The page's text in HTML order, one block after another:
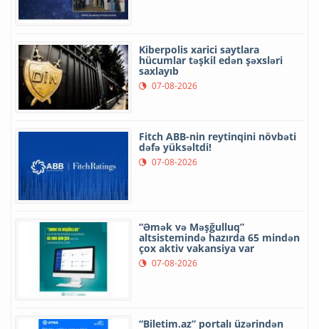
Kiberpolis xarici saytlara
hücumlar təşkil edən şəxsləri
saxlayıb
07-08-2026
Fitch ABB-nin reytinqini növbəti
dəfə yüksəltdi!
07-08-2026
“Əmək və Məşğulluq”
altsistemində hazırda 65 mindən
çox aktiv vakansiya var
07-08-2026
“Biletim.az” portalı üzərindən